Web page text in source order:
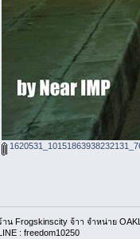
าน Frogskinscity จ้าา จำหน่าย
: freedom10250